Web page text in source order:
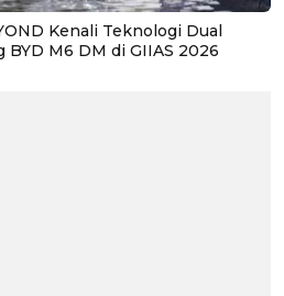
Kenali Teknologi Dual
BYD M6 DM di GIIAS 2026